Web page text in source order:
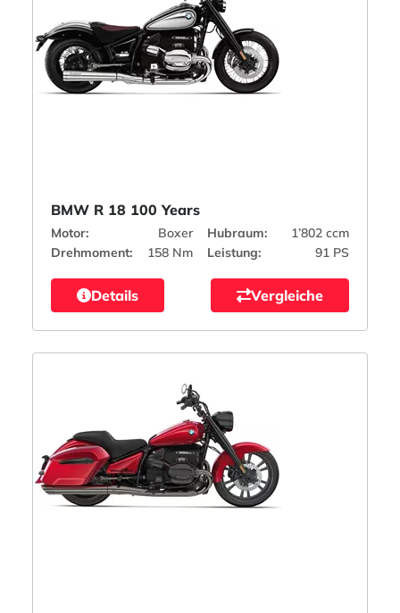
BMW R 18 100 Years
Motor: Boxer Hubraum:
1’802 ccm
Drehmoment:
158 Nm Leistung: 91 PS
Details Vergleiche